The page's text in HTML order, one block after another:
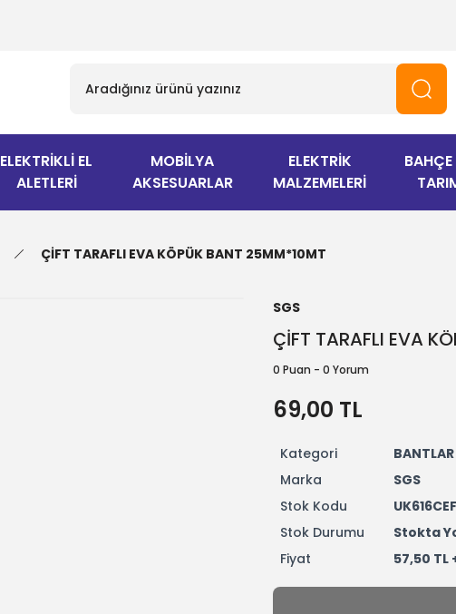
ELEKTRİKLİ EL
ALETLERİ
MOBİLYA
AKSESUARLAR
ELEKTRİK
MALZEMELERİ
BAHÇE
ÇİFT TARAFLI EVA KÖPÜK BANT 25MM*10MT
SGS
ÇİFT TARAFLI EVA
0 Puan - 0 Yorum
69,00 TL
Kategori
BANTLAR
Marka
SGS
Stok Kodu
Stok Durumu
Stokta
Fiyat
57,50 TL